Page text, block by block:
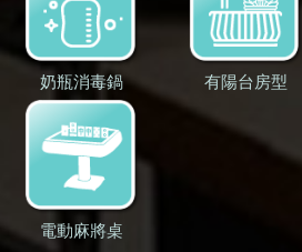
奶瓶消毒鍋 有陽台房型
電動麻將桌